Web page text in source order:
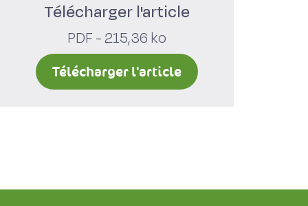
Télécharger l'article
PDF - 215,36 ko
Télécharger l'article